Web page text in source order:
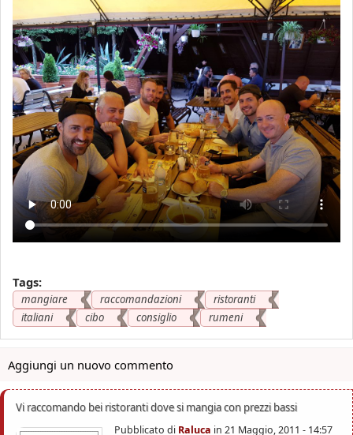
Tags:
mangiare raccomandazioni
ristoranti
italiani
cibo consiglio rumeni
Aggiungi un nuovo commento
Vi raccomando bei ristoranti dove si mangia con prezzi bassi
Pubblicato di Raluca in 21 Maggio, 2011 - 14:57